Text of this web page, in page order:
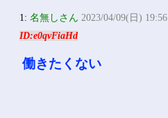
1:名無しさん 2023/04/09(日)
ID:e0qvFiaHd
働きたくない